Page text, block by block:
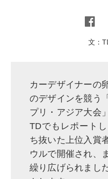
文：
カーデザイナーの
のデザインを競う
プリ・アジア大会
TDでもレポート
ち抜いた上位入賞
ウルで開催され、
繰り広げられまし